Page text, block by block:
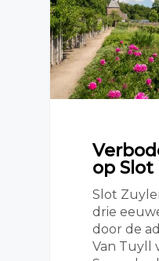
op Slot
Slot
drie
door de
Van Tuyll